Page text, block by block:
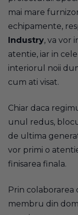
mai mare
echipamente,
Industry, va vor
atentie, iar in
interiorul noii
cum ati visat.
Chiar daca
unul redus,
de ultima
vor primi o
finisarea finala.
Prin colaborarea
membru din